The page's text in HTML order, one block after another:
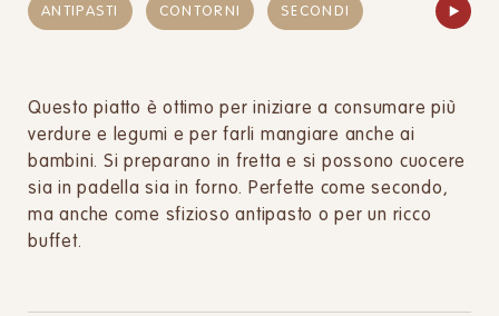
ANTIPASTI CONTORNI SECONDI
Questo piatto è ottimo per iniziare a consumare più
verdure e legumi e per farli mangiare anche ai
bambini. Si preparano in fretta e si possono cuocere
sia in padella sia in forno. Perfette come secondo,
ma anche come sfizioso antipasto o per un ricco
buffet.